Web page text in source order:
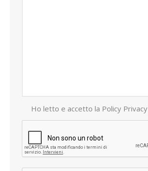
Ho letto e accetto la Policy Privacy